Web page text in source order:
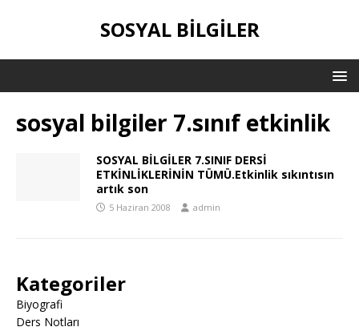
SOSYAL BILGILER
sosyal bilgiler 7.sınıf etkinlik
SOSYAL BİLGİLER 7.SINIF DERSİ
ETKİNLİKLERİNİN TÜMÜ.Etkinlik sıkıntısın
artık son
5 Haziran 2008 admin
Kategoriler
Biyografi
Ders Notları